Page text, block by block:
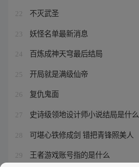
22 不灭武圣
23 妖怪名单最新消息
24 百炼成神天穹最后结局
25 开局就是满级仙帝
26 复仇鬼面
27 史诗级领地设计师小说结局是什么
28 可堪心铁修成剑 错把青锋照美人
29 王者游戏账号指的是什么